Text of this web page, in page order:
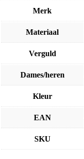
Merk
Materiaal
Verguld
Dames/heren
Kleur
EAN
SKU